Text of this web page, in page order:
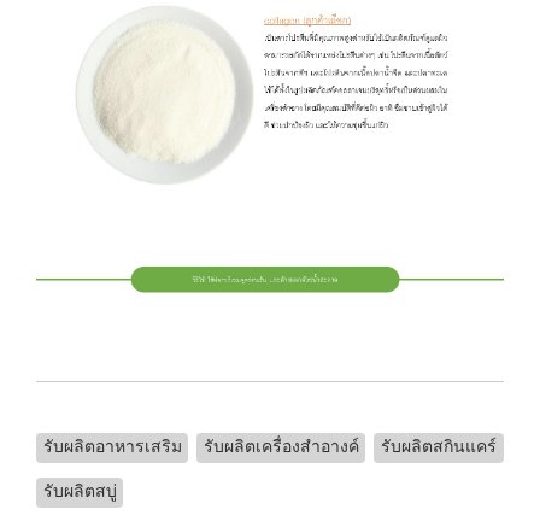
รับผลิตอาหารเสริม รับผลิตเครื่องสำอางค์ รับผลิตสกินแคร์
รับผลิตสบู่